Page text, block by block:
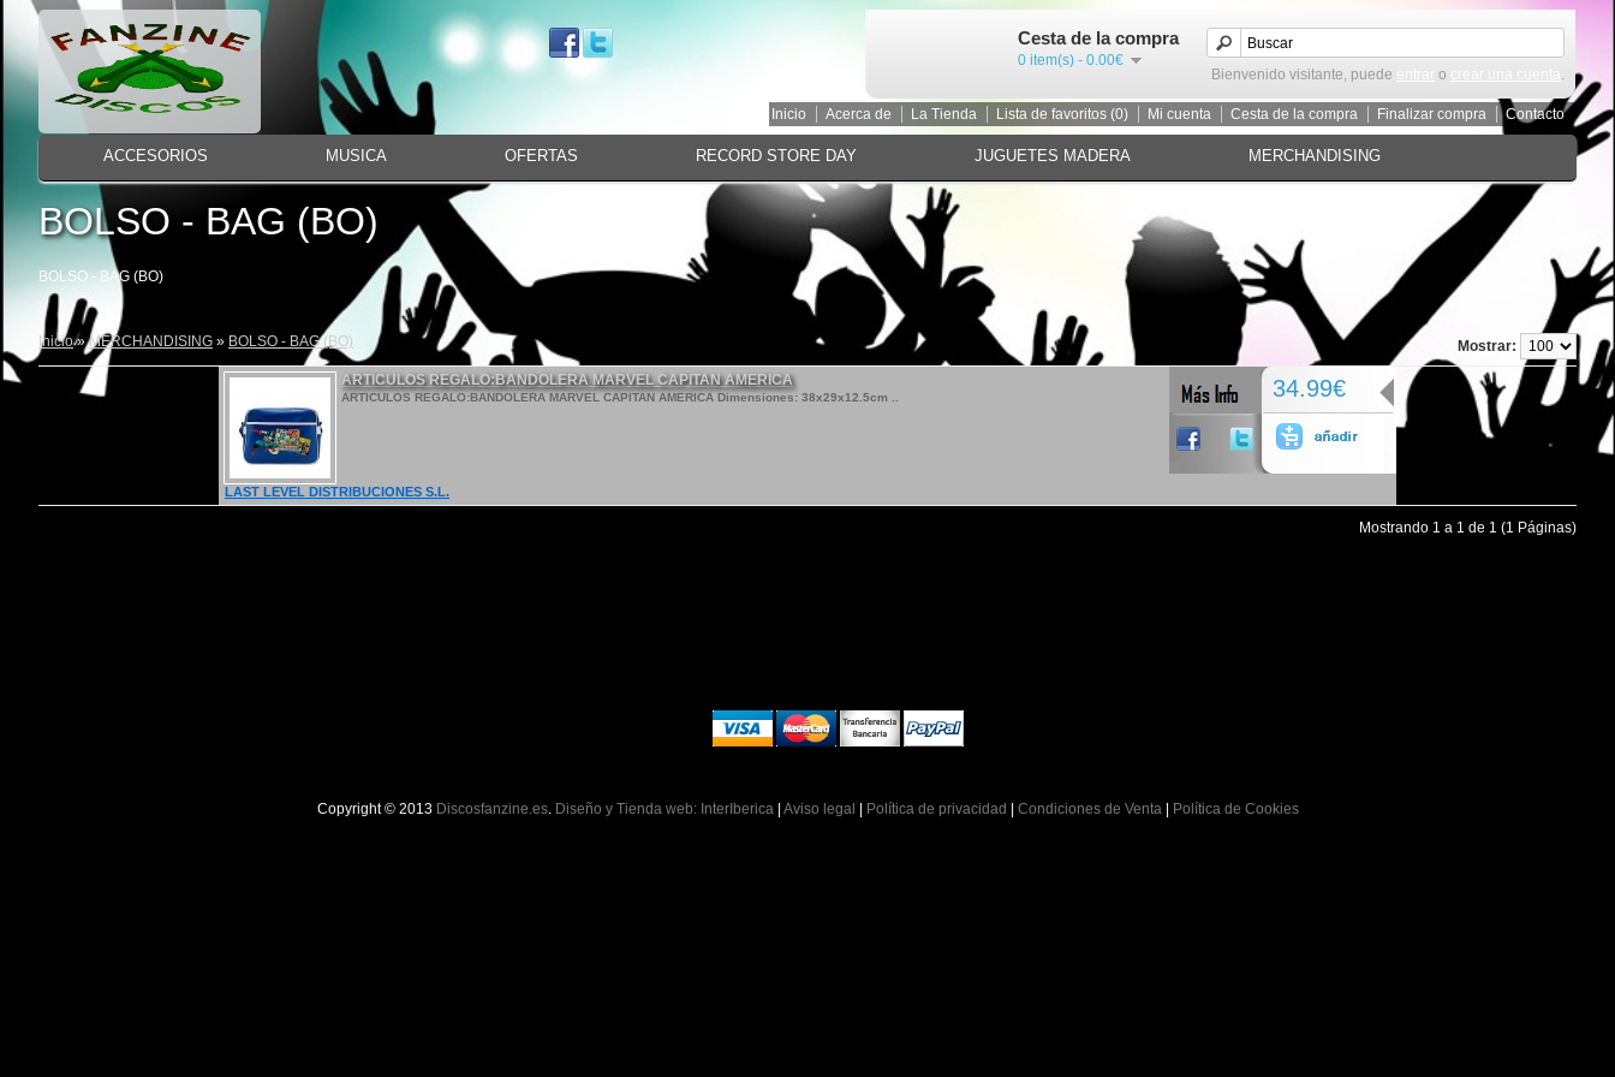
Cesta de la compra
0 item(s) - 0.00€
Bienvenido visitante, puede
entrar o crear una cuenta .
Inicio Acerca de La Tienda Lista de favoritos (0) Mi cuenta Cesta de la compra Finalizar compra Contacto
ACCESORIOS MUSICA OFERTAS RECORD STORE DAY JUGUETES MADERA MERCHANDISING
BOLSO - BAG (BO)
BOLSO - BAG (BO)
Inicio»MERCHANDISING » BOLSO - BAG (BO)
Mostrar:
ARTICULOS REGALO:BANDOLERA MARVEL CAPITAN AMERICA
ARTICULOS REGALO:BANDOLERA MARVEL CAPITAN AMERICA Dimensiones: 38x29x12.5cm ..
LAST LEVEL DISTRIBUCIONES S.L.
34.99€
Mostrando 1 a 1 de 1 (1 Páginas)
Copyright © 2013 Discosfanzine.es. Diseño y Tienda web: InterIberica| Aviso legal Política de privacidad Condiciones de Venta| Política de Cookies